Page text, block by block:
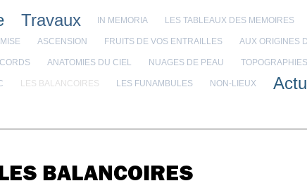
Travaux IN MEMORIA LES TABLEAUX DES MEMOIRES
ASCENSION FRUITS DE VOS ENTRAILLES AUX ORIGINES
ANATOMIES DU CIEL NUAGES DE PEAU
LES BALANCOIRES LES FUNAMBULES NON-LIEUX
BALANCOIRES